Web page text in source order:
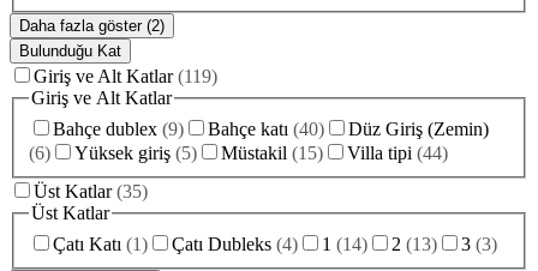
Daha fazla göster (2)
Bulunduğu Kat
Giriş ve Alt Katlar (119)
Giriş ve Alt Katlar
Bahçe dublex (9) Bahçe katı (40)
Düz Giriş (Zemin)
(6) Yüksek giriş (5) Müstakil (15) Villa tipi (44)
Üst Katlar (35)
Üst Katlar
Çatı Katı (1) Çatı Dubleks (4) 1 (14) 2 (13) 3 (3)